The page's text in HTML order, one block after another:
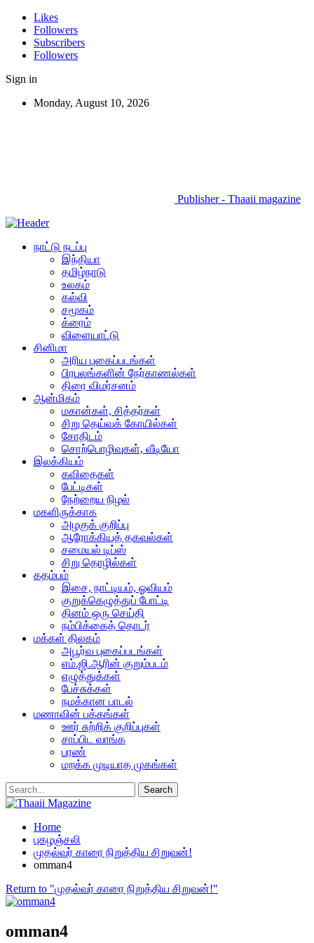
Likes
Followers
Subscribers
Followers
Sign in
Monday, August 10, 2026
Publisher - Thaaii magazine
நாட்டு நடப்பு
இந்தியா
தமிழ்நாடு
உலகம்
கல்வி
சமூகம்
க்ரைம்
விளையாட்டு
சினிமா
அரிய புகைப்படங்கள்
பிரபலங்களின் நேர்காணல்கள்
திரை விமர்சனம்
ஆன்மிகம்
மகான்கள், சித்தர்கள்
சிறு தெய்வக் கோயில்கள்
சோதிடம்
சொற்பொழிவுகள், வீடியோ
இலக்கியம்
கவிதைகள்
பேட்டிகள்
நேற்றைய நிழல்
மகளிருக்காக
அழகுக் குறிப்பு
ஆரோக்கியத் தகவல்கள்
சமையல் டிப்ஸ்
சிறு தொழில்கள்
கதம்பம்
இசை, நாட்டியம், ஓவியம்
குறுக்கெழுத்துப் போட்டி
தினம் ஒரு செய்தி
நம்பிக்கைத் தொடர்
மக்கள் திலகம்
அபூர்வ புகைப்படங்கள்
எம்.ஜி.ஆரின் குறும்படம்
எழுத்துக்கள்
பேச்சுக்கள்
நமக்கான பாடல்
மணாவின் பக்கங்கள்
ஊர் சுற்றிக் குறிப்புகள்
சாப்பிட வாங்க
பரண்
மறக்க முடியாத முகங்கள்
Home
புகழஞ்சலி
முதல்வர் காரை நிறுத்திய சிறுவன்!
omman4
Return to "முதல்வர் காரை நிறுத்திய சிறுவன்!"
omman4